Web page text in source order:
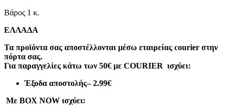
Βάρος 1 κ.
ΕΛΛΑΔΑ
Τα προϊόντα σας αποστέλλονται μέσω εταιρείας courier στην
πόρτα σας.
Για παραγγελίες κάτω των 50€ με COURIER ισχύει:
Έξοδα αποστολής– 2.99€
Με BOX NOW ισχύει: